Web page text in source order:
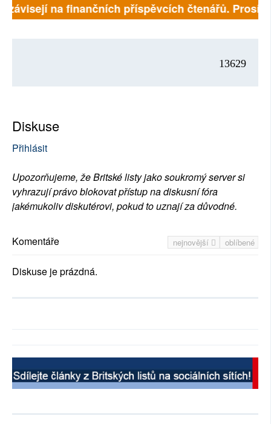
na finančních příspěvcích čtenářů.
13629
Diskuse
Přihlásit
Upozorňujeme, že Britské listy jako soukromý server si
vyhrazují právo blokovat přístup na diskusní fóra
jakémukoliv diskutérovi, pokud to uznají za důvodné.
nejnovější oblíbené
Komentáře
Diskuse je prázdná.